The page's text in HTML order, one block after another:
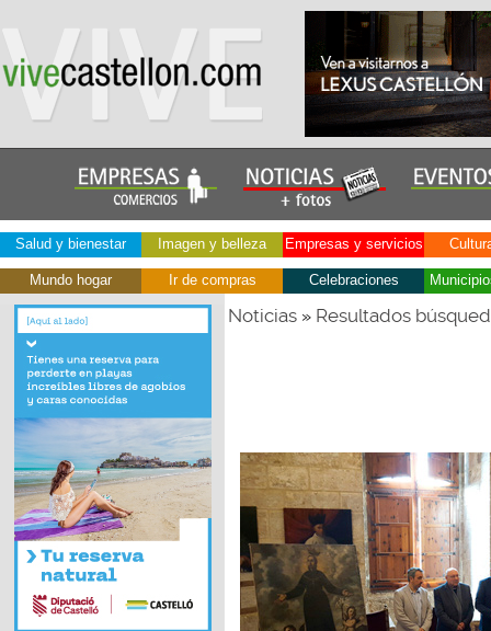
Salud y bienestar Imagen y belleza Empresas y servicios
Mundo hogar Ir de compras Celebraciones
Noticias» Resultados